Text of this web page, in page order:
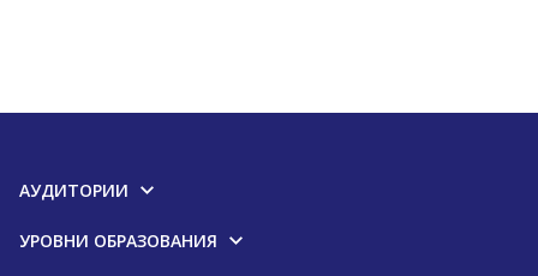
АУДИТОРИИ
УРОВНИ ОБРАЗОВАНИЯ